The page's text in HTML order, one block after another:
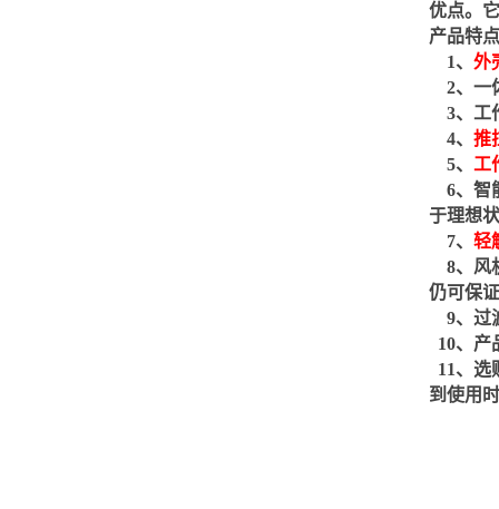
优点。
产品特点
1、 外
2、一
3、工
4、 推
5、 工
6、智
于理想
7、 轻
8、风
仍可保
9、过
10、产
11、选
到使用